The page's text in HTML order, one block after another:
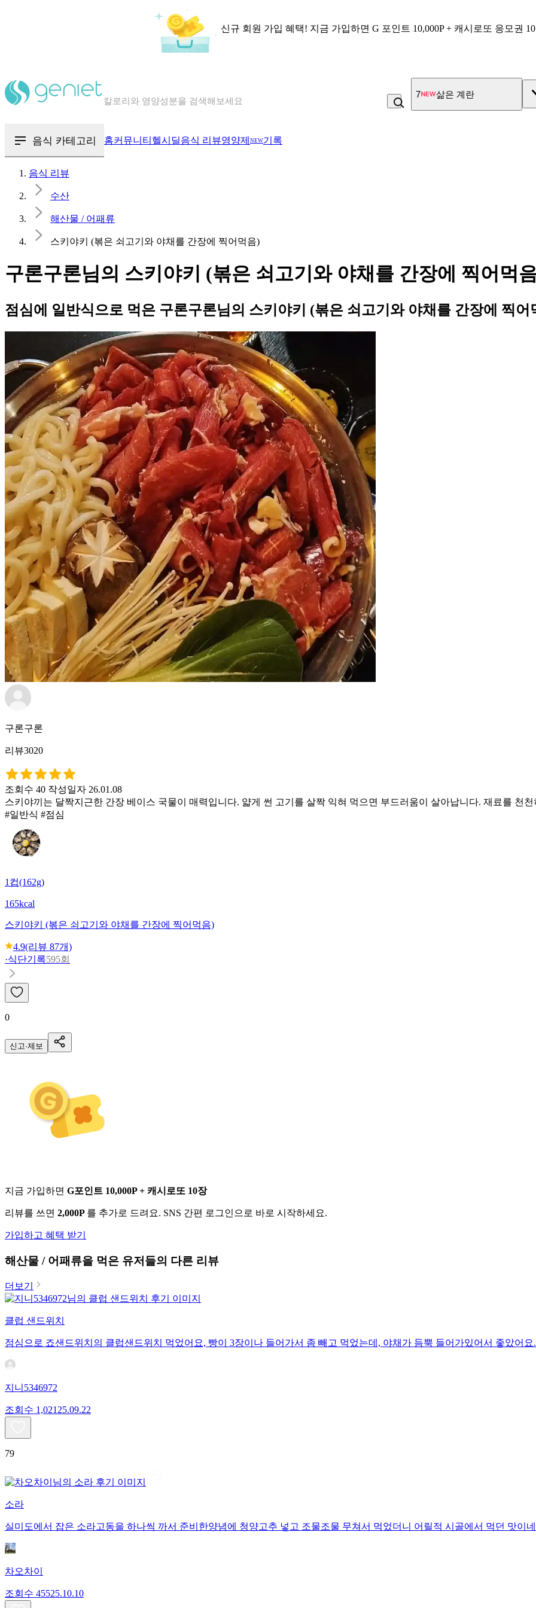
신규 회원 가입 혜택! 지금 가입하면 G 포인트 10,000P + 캐시로또 응모권
혈당 · 다이어트 음식 검색해보세요
8 우유
음식 카테고리 홈커뮤니티 헬시딜음식 리뷰영양제 NEW기록
음식 리뷰
수산
해산물 / 어패류
스키야키 (볶은 쇠고기와 야채를 간장에 찍어먹음)
구론구론님의 스키야키 (볶은 쇠고기와 야채를 간장에 찍어먹
점심에 일반식으로 먹은 구론구론님의 스키야키 (볶은 쇠고기와 야채를 간장에 찍
구론구론
리뷰3020
조회수 40 작성일자 26.01.08
스키야끼는 달짝지근한 간장 베이스 국물이 매력입니다. 얇게 썬 고기를 살짝 익혀 먹으면 부드러움이 살아납니다. 재료를 천
#일반식 #점심
1컵(162g)
165kcal
스키야키 (볶은 쇠고기와 야채를 간장에 찍어먹음)
4.9(리뷰 87개)
·식단기록595회
0
신고·제보
지금 가입하면 G포인트 10,000P + 캐시로또 10장
리뷰를 쓰면 2,000P 를 추가로 드려요. SNS 간편 로그인으로 바로 시작하세요.
가입하고 혜택 받기
해산물 / 어패류을 먹은 유저들의 다른 리뷰
더보기
클럽 샌드위치
점심으로 죠샌드위치의 클럽샌드위치 먹었어요, 빵이 3장이나 들어가서 좀 빼고 먹었는데, 야채가 듬뿍 들어가있어서 좋았어
지니5346972
조회수 1,021 25.09.22
79
소라
실미도에서 잡은 소라고동을 하나씩 까서 준비한양념에 청양고추 넣고 조물조물 무쳐서 먹었더니 어릴적 시골에서 먹던 맛이
차오차이
조회수 45525.10.10